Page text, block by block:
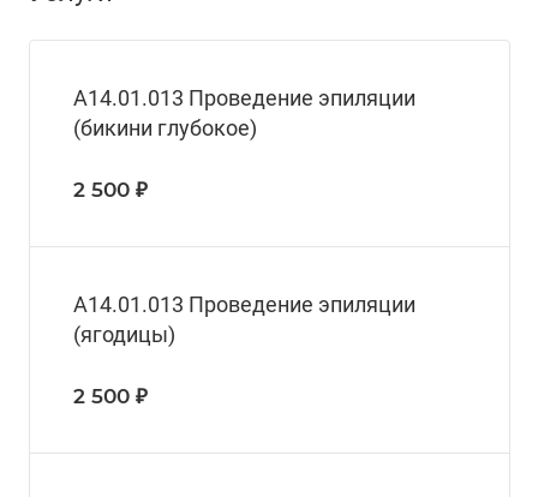
A14.01.013 Проведение эпиляции
(бикини глубокое)
2 500 ₽
A14.01.013 Проведение эпиляции
(ягодицы)
2 500 ₽